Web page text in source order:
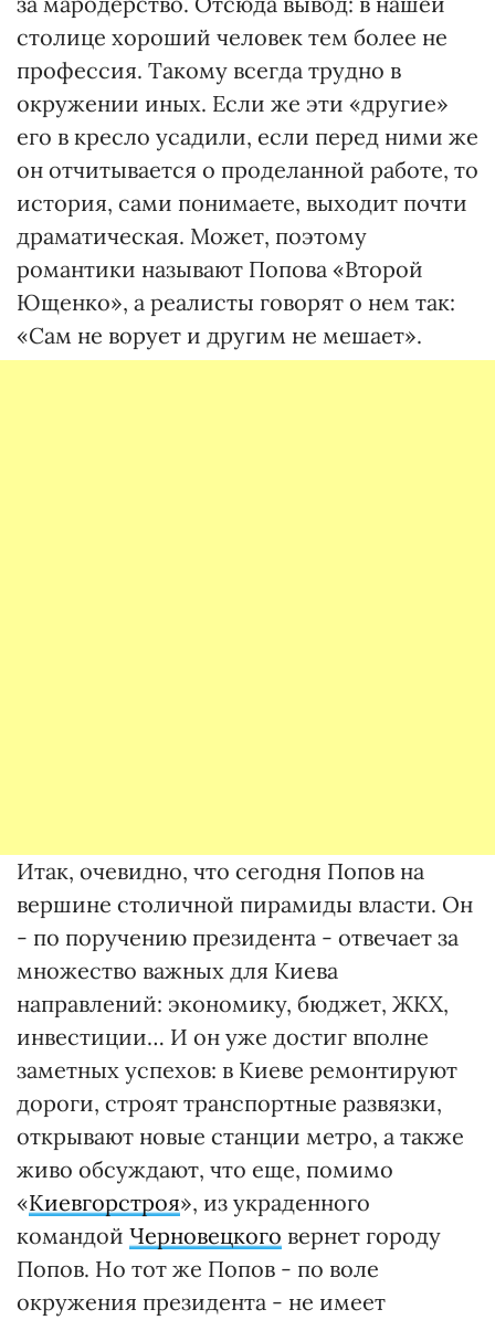
столице хороший человек тем более не
профессия. Такому всегда трудно в
окружении иных. Если же эти «другие»
его в кресло усадили, если перед ними же
он отчитывается о проделанной работе, то
история, сами понимаете, выходит почти
драматическая. Может, поэтому
романтики называют Попова «Второй
Ющенко», а реалисты говорят о нем так:
«Сам не ворует и другим не мешает».
Итак, очевидно, что сегодня Попов на
вершине столичной пирамиды власти. Он
- по поручению президента - отвечает за
множество важных для Киева
направлений: экономику, бюджет, ЖКХ,
инвестиции… И он уже достиг вполне
заметных успехов: в Киеве ремонтируют
дороги, строят транспортные развязки,
открывают новые станции метро, а также
живо обсуждают, что еще, помимо
«Киевгорстроя», из украденного
командой Черновецкого вернет городу
Попов. Но тот же Попов - по воле
окружения президента - не имеет